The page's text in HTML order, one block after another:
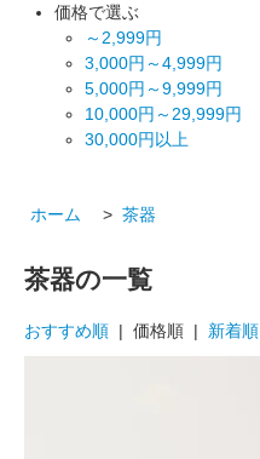
価格で選ぶ
～2,999円
3,000円～4,999円
5,000円～9,999円
10,000円～29,999円
30,000円以上
ホーム > 茶器
茶器の一覧
おすすめ順 | 価格順 | 新着順